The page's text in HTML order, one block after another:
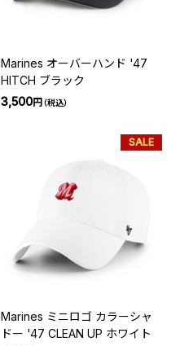
Marines オーバーハンド '47
HITCH ブラック
3,500円（税込）
SALE
Marines ミニロゴ カラーシャ
ドー '47 CLEAN UP ホワイト